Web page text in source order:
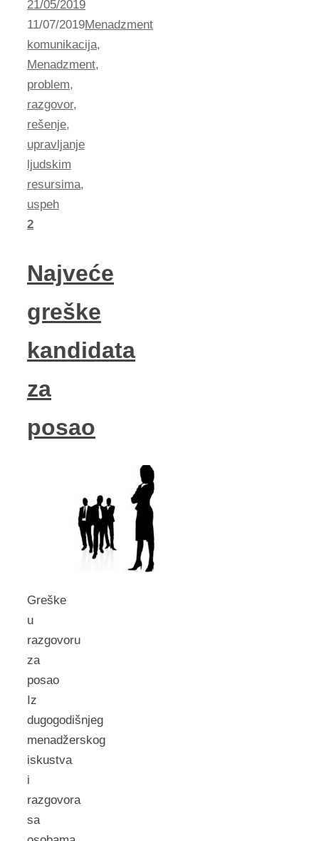
21/05/2019
11/07/2019Menadzment
komunikacija,
Menadzment,
problem,
razgovor,
rešenje,
upravljanje
ljudskim
resursima,
uspeh
2
Najveće
greške
kandidata
za
posao
Greške
u
razgovoru
za
posao
Iz
dugogodišnjeg
menadžerskog
iskustva
i
razgovora
sa